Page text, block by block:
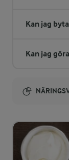
Kan jag
Kan jag
247 kcal